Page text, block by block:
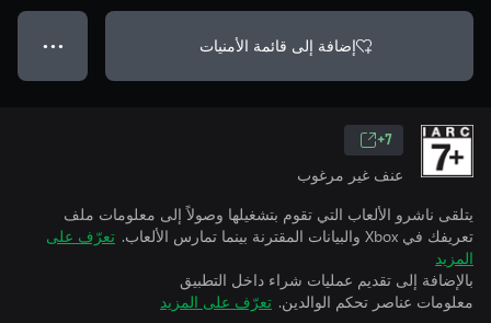
إضافة إلى قائمة الأمنيات ● ● ●
7+
عنف غير مرغوب
يتلقى ناشرو الألعاب التي تقوم بتشغيلها وصولاً إلى معلومات ملف
تعريفك في Xbox والبيانات المقترنة بينما تمارس الألعاب.
تعرّف على
المزيد
بالإضافة إلى تقديم عمليات شراء داخل التطبيق
معلومات عناصر تحكم الوالدين. تعرّف على المزيد